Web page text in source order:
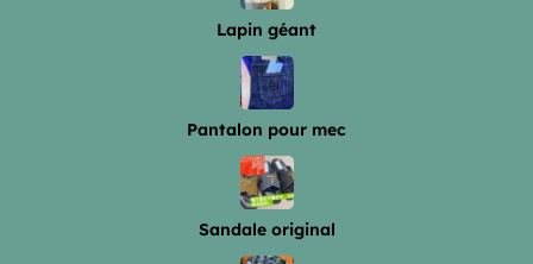
Lapin géant
Pantalon pour mec
Sandale original